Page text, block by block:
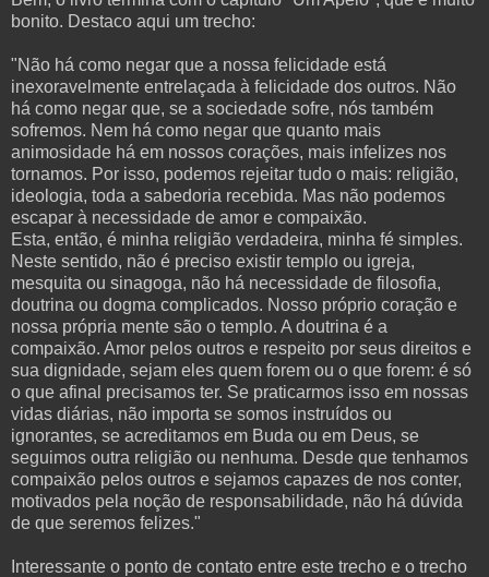
bonito. Destaco aqui um trecho:
"Não há como negar que a nossa felicidade está
inexoravelmente entrelaçada à felicidade dos outros. Não
há como negar que, se a sociedade sofre, nós também
sofremos. Nem há como negar que quanto mais
animosidade há em nossos corações, mais infelizes nos
tornamos. Por isso, podemos rejeitar tudo o mais: religião,
ideologia, toda a sabedoria recebida. Mas não podemos
escapar à necessidade de amor e compaixão.
Esta, então, é minha religião verdadeira, minha fé simples.
Neste sentido, não é preciso existir templo ou igreja,
mesquita ou sinagoga, não há necessidade de filosofia,
doutrina ou dogma complicados. Nosso próprio coração e
nossa própria mente são o templo. A doutrina é a
compaixão. Amor pelos outros e respeito por seus direitos e
sua dignidade, sejam eles quem forem ou o que forem: é só
o que afinal precisamos ter. Se praticarmos isso em nossas
vidas diárias, não importa se somos instruídos ou
ignorantes, se acreditamos em Buda ou em Deus, se
seguimos outra religião ou nenhuma. Desde que tenhamos
compaixão pelos outros e sejamos capazes de nos conter,
motivados pela noção de responsabilidade, não há dúvida
de que seremos felizes."
Interessante o ponto de contato entre este trecho e o trecho